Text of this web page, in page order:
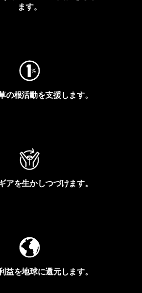
ます。
の根活動を支援します。
アを生かしつづけます。
益を地球に還元します。